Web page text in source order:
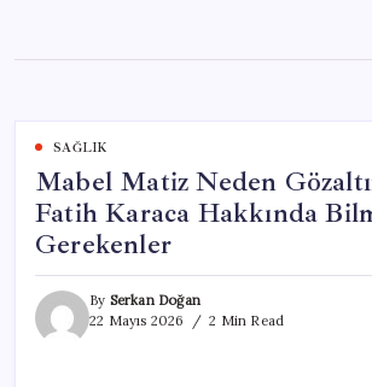
content
SAĞLIK
Mabel Matiz Neden
Fatih Karaca Hakkında
Gerekenler
By Serkan Doğan
22 Mayıs 2026
2 Min Read